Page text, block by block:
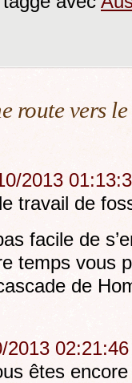
route vers
2013
travail de
facile de
temps vous
de
2013
êtes